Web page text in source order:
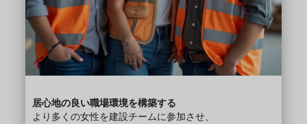
居心地の良い職場環境を構築する
より多くの女性を建設チームに参加させ、